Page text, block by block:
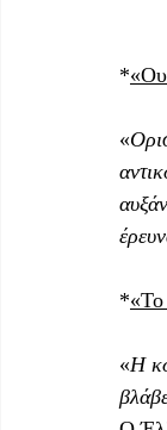
*
«
*«Το
«Η